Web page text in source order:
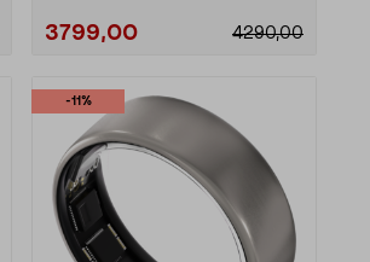
3799,00 4290,00
-11%